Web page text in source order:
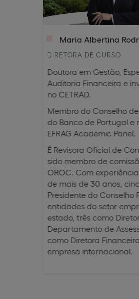
Maria Albertina
DIRETORA DE CURSO
Doutora em Gestão,
Auditoria Financeira e
no CETRAD.
Membro do Conselho
do Banco de Portugal e
EFRAG Academic Panel.
É Revisora Oficial de
sido membro de
OROC. Com
de mais de 30 anos,
Presidente do Conselho
entidades do setor
estado, três como
Departamento de
como Diretora
empresa internacional.